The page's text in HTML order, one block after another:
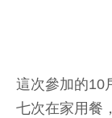
這次參加的10
七次在家用餐